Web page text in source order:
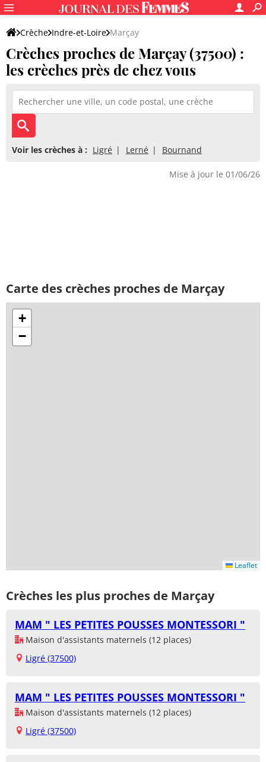
Crèche Indre-et-Loire Marçay
Crèches proches de Marçay (37500) :
les crèches près de chez vous
Voir les crèches à : Ligré Lerné Bournand
Mise à jour le 01/06/26
Carte des crèches proches de Marçay
+
−
Leaflet
Crèches les plus proches de Marçay
MAM " LES PETITES POUSSES MONTESSORI "
Maison d'assistants maternels (12 places)
Ligré (37500)
MAM " LES PETITES POUSSES MONTESSORI "
Maison d'assistants maternels (12 places)
Ligré (37500)